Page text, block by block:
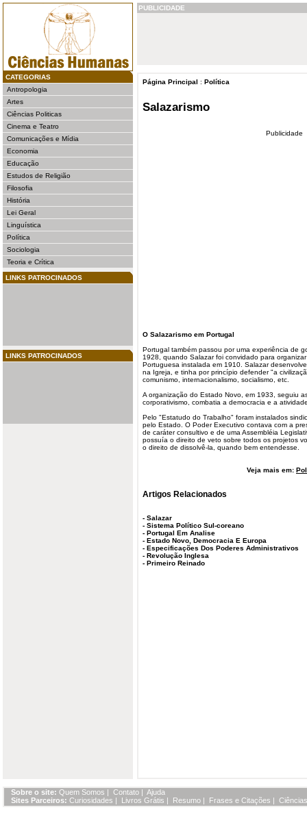
CATEGORIAS
Antropologia
Artes
Ciências Politicas
Cinema e Teatro
Comunicações e Mídia
Economia
Educação
Estudos de Religião
Filosofia
História
Lei Geral
Linguística
Política
Sociologia
Teoria e Crítica
LINKS PATROCINADOS
LINKS PATROCINADOS
PUBLICIDADE
Página Principal : Política
Salazarismo
Publicidade
O Salazarismo em Portugal
Portugal também passou por uma experiência de
1928, quando Salazar foi convidado para
Portuguesa instalada em 1910. Salazar
na Igreja, e tinha por princípio defender "a
comunismo, internacionalismo, socialismo, etc.
A organização do Estado Novo, em 1933, seguiu
corporativismo, combatia a democracia e a
Pelo "Estatudo do Trabalho" foram instalados
pelo Estado. O Poder Executivo contava com a
de caráter consultivo e de uma Assembléia
possuía o direito de veto sobre todos os projetos
o direito de dissolvê-la, quando bem entendesse.
Veja mais em:
Artigos Relacionados
- Salazar
- Sistema Político Sul-coreano
- Portugal Em Analise
- Estado Novo, Democracia E Europa
- Especificações Dos Poderes Administrativos
- Revolução Inglesa
- Primeiro Reinado
Sobre o site: Quem Somos | Contato | Ajuda
Sites Parceiros: Curiosidades | Livros Grátis | Resumo | Frases e Citações |